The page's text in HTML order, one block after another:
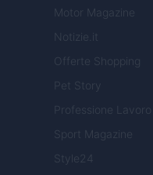
Motor Magazine
Notizie.it
Offerte Shopping
Pet Story
Professione Lavoro
Sport Magazine
Style24